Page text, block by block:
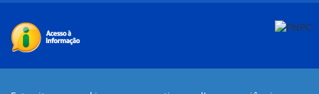
Desenvolvido com o CMS de código aberto Joomla!